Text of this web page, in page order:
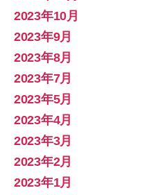
2023年10月
2023年9月
2023年8月
2023年7月
2023年5月
2023年4月
2023年3月
2023年2月
2023年1月